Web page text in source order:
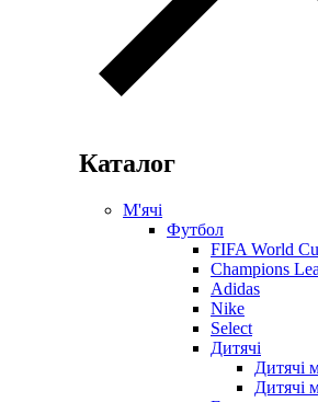
Каталог
М'ячі
Футбол
FIFA World
Champions
Adidas
Nike
Select
Дитячі
Дитячі
Дитячі